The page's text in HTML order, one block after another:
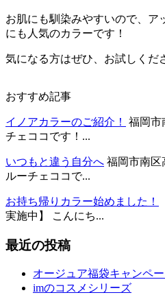
お肌にも馴染みやすいので、ア
にも人気のカラーです！
気になる方はぜひ、お試しくだ
おすすめ記事
イノアカラーのご紹介！
福岡市
チェココです！...
いつもと違う自分へ 福岡市南区
ルーチェココで...
お持ち帰りカラー始めました！
実施中】 こんにち...
最近の投稿
オージュア福袋キャンペ
imのコスメシリーズ